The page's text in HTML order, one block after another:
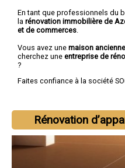
En tant que professionnels du
la rénovation immobilière de
et de commerces
Vous avez une maison
cherchez une entreprise de
?
Faites confiance à la société
Rénovation